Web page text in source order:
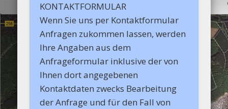
KONTAKTFORMULAR
Wenn Sie uns per Kontaktformular
Anfragen zukommen lassen, werden
Ihre Angaben aus dem
Anfrageformular inklusive der von
Ihnen dort angegebenen
Kontaktdaten zwecks Bearbeitung
der Anfrage und für den Fall von